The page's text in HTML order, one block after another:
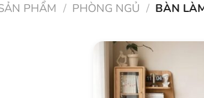
PHẨM / PHÒNG NGỦ / BÀN